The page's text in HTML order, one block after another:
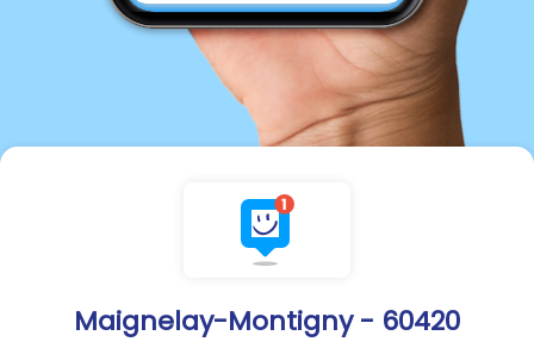
Maignelay-Montigny - 60420
💻http://www.maignelay-
montigny.fr